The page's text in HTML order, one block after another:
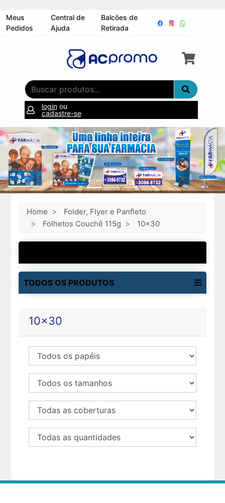
Meus
Pedidos
Central de
Ajuda
Balcões de
Retirada
loginou
cadastre-se
Home
Folder, Flyer e Panfleto
Folhetos Couchê 115g
10x30
TODOS OS PRODUTOS
10x30